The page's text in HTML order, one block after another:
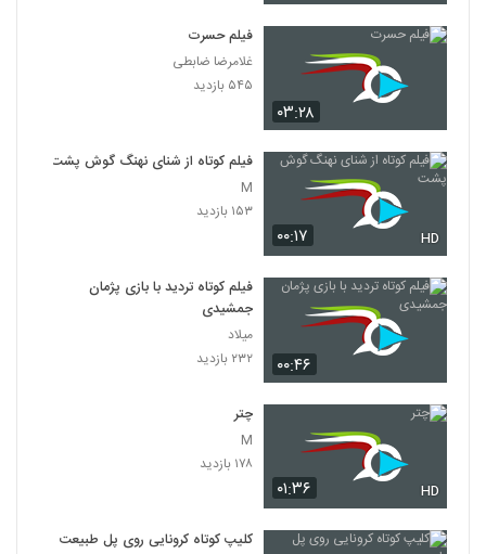
۰۳:۲۸
فیلم حسرت
غلامرضا ضابطی
۵۴۵ بازدید
۰۰:۱۷ HD
فیلم کوتاه از شنای نهنگ گوش پشت
M
۱۵۳ بازدید
۰۰:۴۶
فیلم کوتاه تردید با بازی پژمان
جمشیدی
میلاد
۲۳۲ بازدید
۰۱:۳۶ HD
چتر
M
۱۷۸ بازدید
کلیپ کوتاه کرونایی روی پل طبیعت